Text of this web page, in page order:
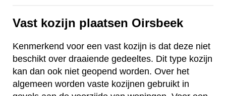
Vast kozijn plaatsen Oirsbeek
Kenmerkend voor een vast kozijn is dat deze niet
beschikt over draaiende gedeeltes. Dit type kozijn
kan dan ook niet geopend worden. Over het
algemeen worden vaste kozijnen gebruikt in